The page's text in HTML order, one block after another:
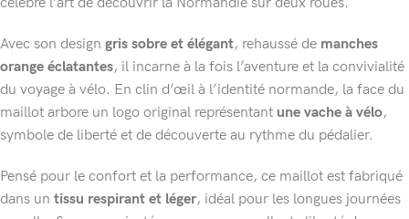
Avec son design gris sobre et élégant, rehaussé de manches
orange éclatantes, il incarne à la fois l’aventure et la convivialité
du voyage à vélo. En clin d’œil à l’identité normande, la face du
maillot arbore un logo original représentant une vache à vélo,
symbole de liberté et de découverte au rythme du pédalier.
Pensé pour le confort et la performance, ce maillot est fabriqué
dans un tissu respirant et léger, idéal pour les longues journées